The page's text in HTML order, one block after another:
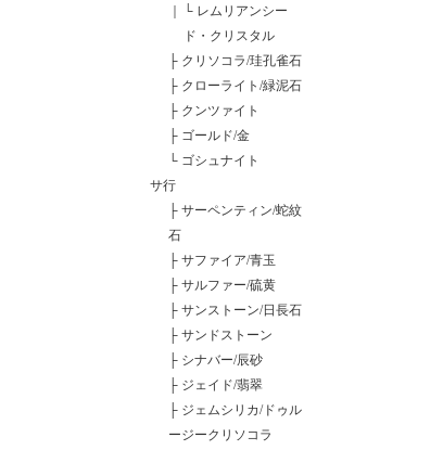
└ レムリアンシー
ド・クリスタル
├ クリソコラ/珪孔雀石
├ クローライト/緑泥石
├ クンツァイト
├ ゴールド/金
└ ゴシュナイト
サ行
├ サーペンティン/蛇紋
石
├ サファイア/青玉
├ サルファー/硫黄
├ サンストーン/日長石
├ サンドストーン
├ シナバー/辰砂
├ ジェイド/翡翠
├ ジェムシリカ/ドゥル
ージークリソコラ